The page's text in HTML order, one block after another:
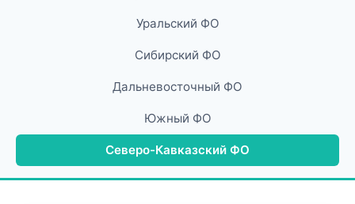
Уральский ФО
Сибирский ФО
Дальневосточный ФО
Южный ФО
Северо-Кавказский ФО